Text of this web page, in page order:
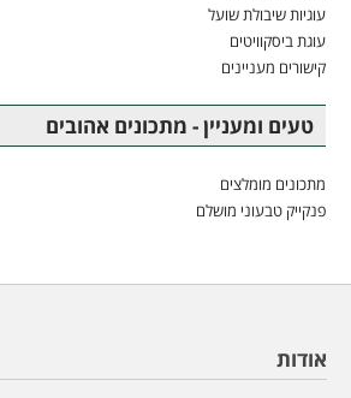
עוגיות שיבולת שועל
עוגת ביסקוויטים
קישורים מעניינים
טעים ומעניין - מתכונים אהובים
מתכונים מומלצים
פנקייק טבעוני מושלם
אודות